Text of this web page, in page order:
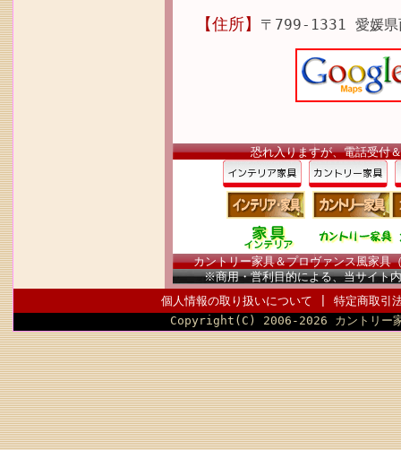
【住所】 〒799-1331 愛媛県
恐れ入りますが、電話受付
カントリー家具＆プロヴァンス風家
※商用・営利目的による、当サイト
個人情報の取り扱いについて
特定商取引
Copyright(C) 2006-2026 カント